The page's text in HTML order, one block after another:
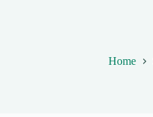
Home